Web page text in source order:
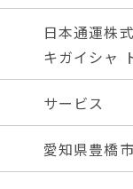
日本通運株
キガイシャ
サービス
愛知県豊橋